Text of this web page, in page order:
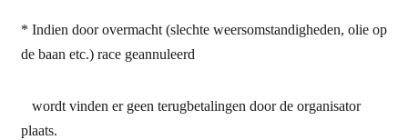
* Indien door overmacht (slechte weersomstandigheden, olie op
de baan etc.) race geannuleerd
wordt vinden er geen terugbetalingen door de organisator
plaats.